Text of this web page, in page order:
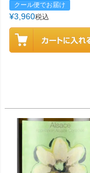
クール便でお届け
¥3,960税込